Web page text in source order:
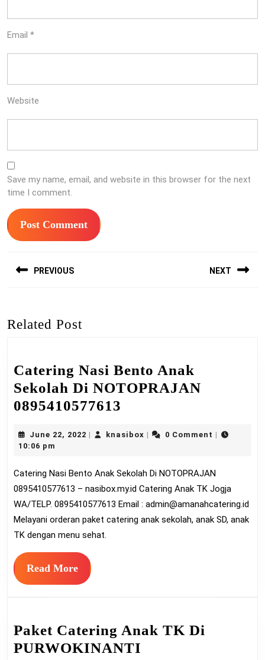
Email *
Website
Save my name, email, and website in this browser for the next
time I comment.
navigation
PREVIOUS NEXT
Related Post
Catering Nasi Bento Anak
Sekolah Di NOTOPRAJAN
0895410577613
Bento
Sekolah
Di
NOTOPRAJAN
0895410577613
June 22, 2022 June knasiboxknasibox0 Comment
10:06 pm
Catering Nasi Bento Anak Sekolah Di NOTOPRAJAN
0895410577613 – nasibox.my.id Catering Anak TK Jogja
WA/TELP. 0895410577613 Email : admin@amanahcatering.id
Melayani orderan paket catering anak sekolah, anak SD, anak
TK dengan menu sehat.
Read MoreRead
More
Paket Catering Anak TK Di
PURWOKINANTI